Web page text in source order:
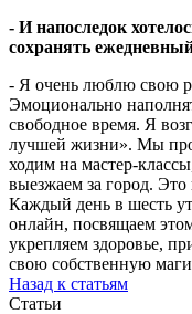
- И напоследок
сохранять
- Я очень люблю свою
Эмоционально
свободное время. Я
лучшей жизни». Мы
ходим на мастер-
выезжаем за город.
Каждый день в шесть
онлайн, посвящаем
укрепляем здоровье,
свою собственную
Назад к статьям
Статьи